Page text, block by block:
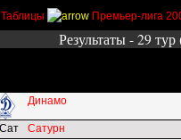
Таблицы Премьер-лига
Результаты - 29
Динамо
Сатурн